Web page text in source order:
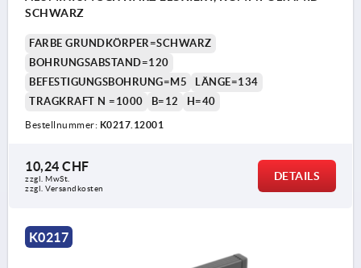
SCHWARZ
FARBE GRUNDKÖRPER=SCHWARZ
BOHRUNGSABSTAND=120
BEFESTIGUNGSBOHRUNG=M5
LÄNGE=134
TRAGKRAFT N =1000
B=12 H=40
Bestellnummer: K0217.12001
10,24 CHF
zzgl. MwSt.
zzgl. Versandkosten
DETAILS
K0217